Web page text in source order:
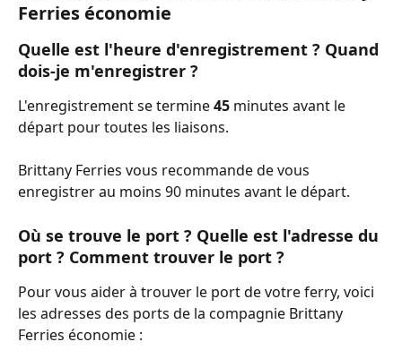
Ferries économie
Quelle est l'heure d'enregistrement ? Quand
dois-je m'enregistrer ?
L'enregistrement se termine 45 minutes avant le
départ pour toutes les liaisons.
Brittany Ferries vous recommande de vous
enregistrer au moins 90 minutes avant le départ.
Où se trouve le port ? Quelle est l'adresse du
port ? Comment trouver le port ?
Pour vous aider à trouver le port de votre ferry, voici
les adresses des ports de la compagnie Brittany
Ferries économie :